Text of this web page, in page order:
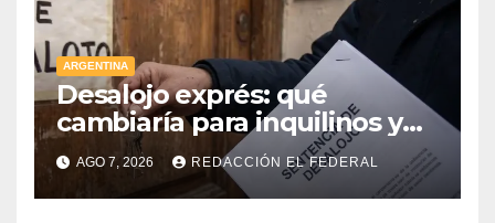
ARGENTINA
Desalojo exprés: qué
cambiaría para inquilinos y
dueños con el proyecto que
tuvo media sanción en la
Cámara alta
AGO 7, 2026 REDACCIÓN EL FEDERAL